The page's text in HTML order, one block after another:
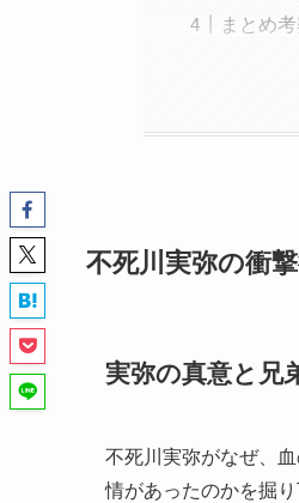
まとめ
不死川実弥の衝
実弥の真意と兄
不死川実弥がなぜ、
情があったのかを掘